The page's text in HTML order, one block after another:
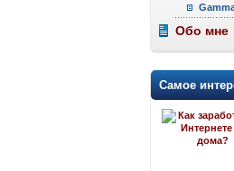
Обо мне
Самое